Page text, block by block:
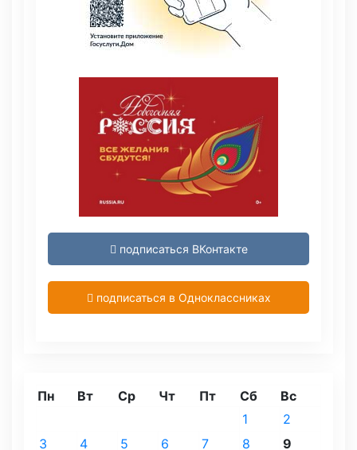
подписаться ВКонтакте
подписаться в Одноклассниках
Пн Вт Ср Чт Пт Сб Вс
1
2
3
4 5 6 7 8
9